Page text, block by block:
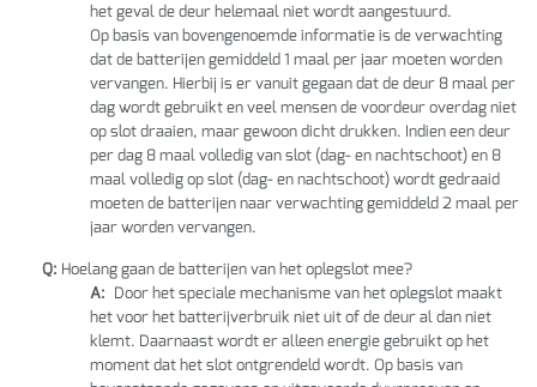
het geval de deur helemaal niet wordt aangestuurd.
Op basis van bovengenoemde informatie is de verwachting
dat de batterijen gemiddeld 1 maal per jaar moeten worden
vervangen. Hierbij is er vanuit gegaan dat de deur 8 maal per
dag wordt gebruikt en veel mensen de voordeur overdag niet
op slot draaien, maar gewoon dicht drukken. Indien een deur
per dag 8 maal volledig van slot (dag- en nachtschoot) en 8
maal volledig op slot (dag- en nachtschoot) wordt gedraaid
moeten de batterijen naar verwachting gemiddeld 2 maal per
jaar worden vervangen.
Q: Hoelang gaan de batterijen van het oplegslot mee?
A: Door het speciale mechanisme van het oplegslot maakt
het voor het batterijverbruik niet uit of de deur al dan niet
klemt. Daarnaast wordt er alleen energie gebruikt op het
moment dat het slot ontgrendeld wordt. Op basis van